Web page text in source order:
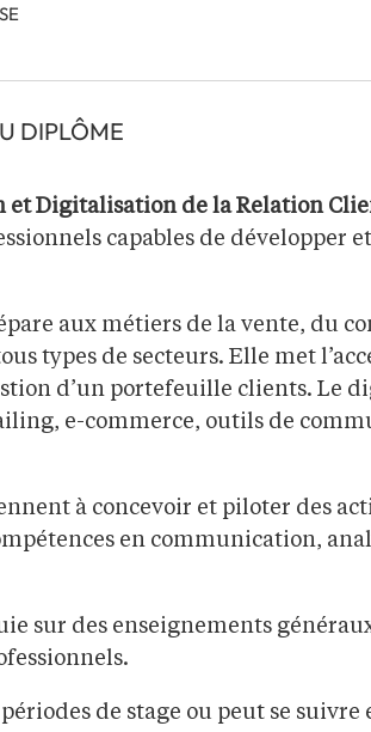
DIPLÔME
et Digitalisation de la Relation
capables de développer
aux métiers de la vente, du
types de secteurs. Elle met
d’un portefeuille clients. Le
e-commerce, outils de
à concevoir et piloter des
en communication,
sur des enseignements
de stage ou peut se suivre